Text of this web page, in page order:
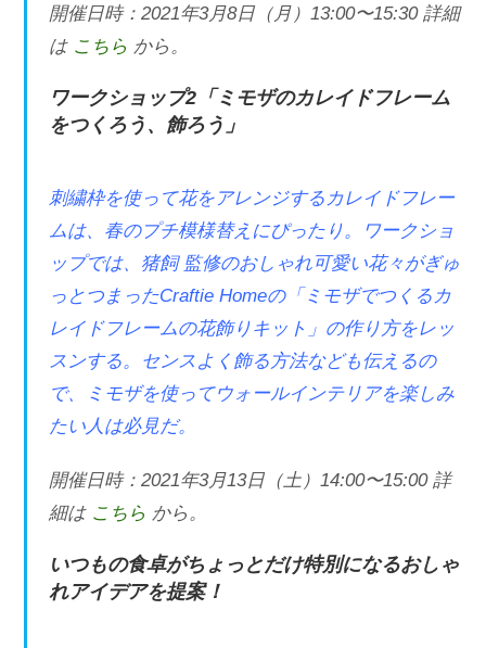
開催日時：2021年3⽉8⽇（月）13:00〜15:30 詳細
は こちら から。
ワークショップ2「ミモザのカレイドフレーム
をつくろう、飾ろう」
刺繍枠を使って花をアレンジするカレイドフレー
ムは、春のプチ模様替えにぴったり。ワークショ
ップでは、猪飼 監修のおしゃれ可愛い花々がぎゅ
っとつまったCraftie Homeの「ミモザでつくるカ
レイドフレームの花飾りキット」の作り⽅をレッ
スンする。センスよく飾る⽅法なども伝えるの
で、ミモザを使ってウォールインテリアを楽しみ
たい人は必⾒だ。
開催日時：2021年3⽉13⽇（土）14:00〜15:00 詳
細は こちら から。
いつもの⾷卓がちょっとだけ特別になるおしゃ
れアイデアを提案！